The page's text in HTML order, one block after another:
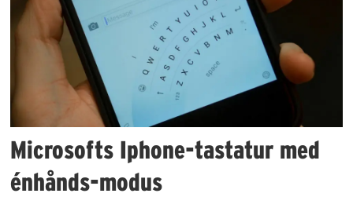
Microsofts Iphone-tastatur med
énhånds-modus